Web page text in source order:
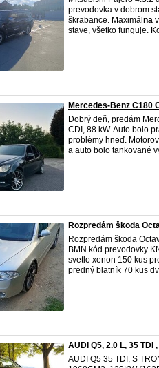
prevodovka v dobrom
škrabance. Maximál na
stave, všetko funguje.
Mercedes-Benz C180
Dobrý deň, predám
CDI, 88 kW. Auto bolo
problémy hneď.
a auto bolo tankované
Rozpredám škoda
Rozpredám škoda
BMN kód prevodovky
svetlo xenon 150 kus
predný blatník 70 kus
AUDI Q5, 2.0 L, 35 TDI
AUDI Q5 35 TDI, S